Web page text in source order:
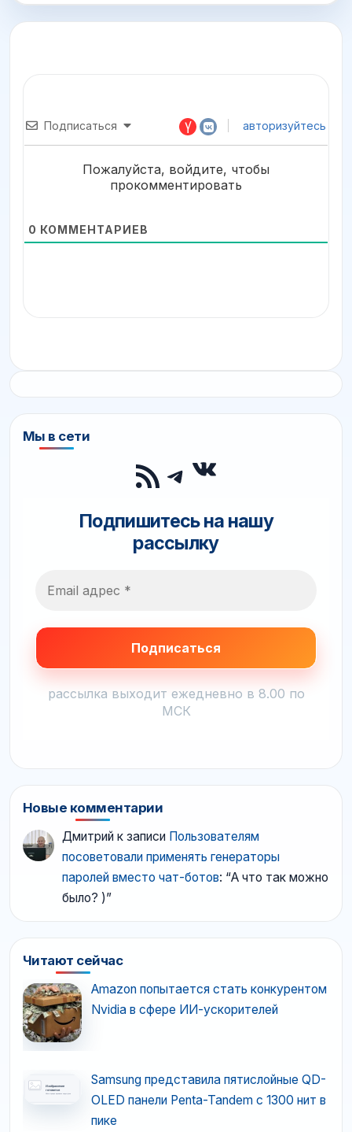
Подписаться авторизуйтесь
Пожалуйста, войдите, чтобы
прокомментировать
0 КОММЕНТАРИЕВ
Мы в сети
RSS-лента
Telegram
ВКонтакте
Подпишитесь на нашу
рассылку
рассылка выходит ежедневно в 8.00 по
МСК
Новые комментарии
Дмитрий к записи Пользователям
посоветовали применять генераторы
паролей вместо чат-ботов: “А что так можно
было? )”
Читают сейчас
Amazon попытается стать конкурентом
Nvidia в сфере ИИ-ускорителей
Samsung представила пятислойные QD-
OLED панели Penta-Tandem с 1300 нит в
пике